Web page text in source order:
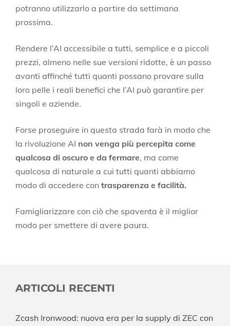
potranno utilizzarlo a partire da settimana
prossima.
Rendere l’AI accessibile a tutti, semplice e a piccoli
prezzi, almeno nelle sue versioni ridotte, è un passo
avanti affinché tutti quanti possano provare sulla
loro pelle i reali benefici che l’AI può garantire per
singoli e aziende.
Forse proseguire in questa strada farà in modo che
la rivoluzione AI non venga più percepita come
qualcosa di oscuro e da fermare, ma come
qualcosa di naturale a cui tutti quanti abbiamo
modo di accedere con trasparenza e facilità.
Famigliarizzare con ciò che spaventa è il miglior
modo per smettere di avere paura.
ARTICOLI RECENTI
Zcash Ironwood: nuova era per la supply di ZEC con